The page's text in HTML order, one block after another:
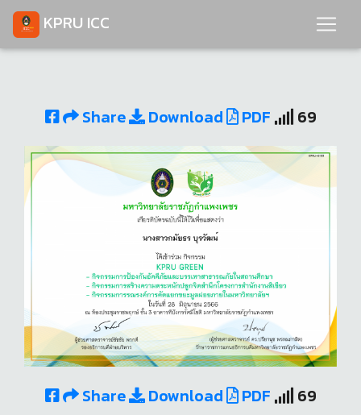
KPRU ICC
Share Download PDF 69
Share Download PDF 69